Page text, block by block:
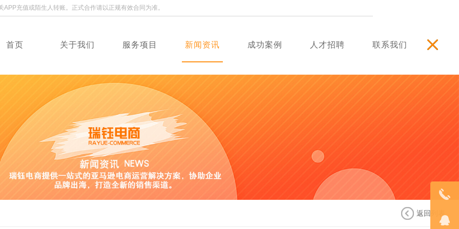
充值或陌生人转账。正式合作请以正规有效合同为准。
首页 关于我们 服务项目 新闻资讯 成功案例 人才招聘 联系我们
返回列表